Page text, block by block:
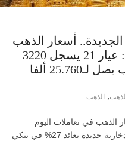
الجديدة.. أسعار الذهب
في تعاملات الجمعة: عيار 21 يسجل 3220
ألفا
,الذهب
في تعاملات اليوم
الجمعة، بعد طرح شهادات ادخارية جديدة بعائد 27% في بنكي